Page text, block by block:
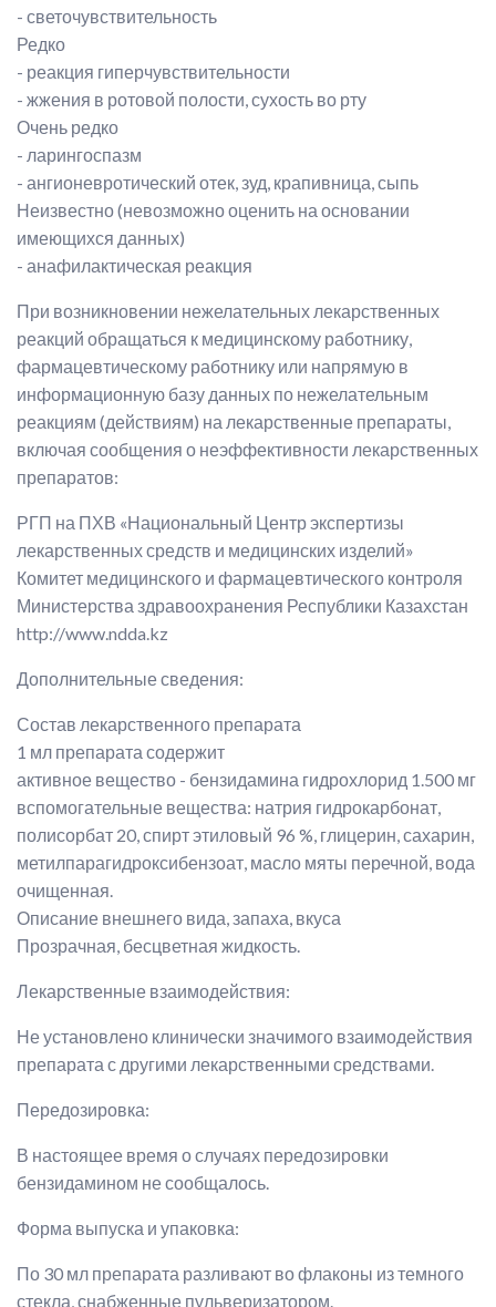
- светочувствительность
Редко
- реакция гиперчувствительности
- жжения в ротовой полости, сухость во рту
Очень редко
- ларингоспазм
- ангионевротический отек, зуд, крапивница, сыпь
Неизвестно (невозможно оценить на основании
имеющихся данных)
- анафилактическая реакция
При возникновении нежелательных лекарственных
реакций обращаться к медицинскому работнику,
фармацевтическому работнику или напрямую в
информационную базу данных по нежелательным
реакциям (действиям) на лекарственные препараты,
включая сообщения о неэффективности лекарственных
препаратов:
РГП на ПХВ «Национальный Центр экспертизы
лекарственных средств и медицинских изделий»
Комитет медицинского и фармацевтического контроля
Министерства здравоохранения Республики Казахстан
http://www.ndda.kz
Дополнительные сведения:
Состав лекарственного препарата
1 мл препарата содержит
активное вещество - бензидамина гидрохлорид 1.500 мг
вспомогательные вещества: натрия гидрокарбонат,
полисорбат 20, спирт этиловый 96 %, глицерин, сахарин,
метилпарагидроксибензоат, масло мяты перечной, вода
очищенная.
Описание внешнего вида, запаха, вкуса
Прозрачная, бесцветная жидкость.
Лекарственные взаимодействия:
Не установлено клинически значимого взаимодействия
препарата с другими лекарственными средствами.
Передозировка:
В настоящее время о случаях передозировки
бензидамином не сообщалось.
Форма выпуска и упаковка:
По 30 мл препарата разливают во флаконы из темного
стекла, снабженные пульверизатором.